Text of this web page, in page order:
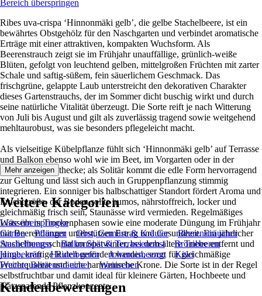
Bereich überspringen
Ribes uva-crispa ‘Hinnonmäki gelb’, die gelbe Stachelbeere, ist ein
bewährtes Obstgehölz für den Naschgarten und verbindet aromatische
Erträge mit einer attraktiven, kompakten Wuchsform. Als
Beerenstrauch zeigt sie im Frühjahr unauffällige, grünlich-weiße
Blüten, gefolgt von leuchtend gelben, mittelgroßen Früchten mit zarter
Schale und saftig-süßem, fein säuerlichem Geschmack. Das
frischgrüne, gelappte Laub unterstreicht den dekorativen Charakter
dieses Gartenstrauchs, der im Sommer dicht buschig wirkt und durch
seine natürliche Vitalität überzeugt. Die Sorte reift je nach Witterung
von Juli bis August und gilt als zuverlässig tragend sowie weitgehend
mehltaurobust, was sie besonders pflegeleicht macht.
Als vielseitige Kübelpflanze fühlt sich ‘Hinnonmäki gelb’ auf Terrasse
und Balkon ebenso wohl wie im Beet, im Vorgarten oder in der
gemischten Obsthecke; als Solitär kommt die edle Form hervorragend
zur Geltung und lässt sich auch in Gruppenpflanzung stimmig
integrieren. Ein sonniger bis halbschattiger Standort fördert Aroma und
Fruchtgröße, der Boden sollte humos, nährstoffreich, locker und
gleichmäßig frisch sein, Staunässe wird vermieden. Regelmäßiges
Wässern in Trockenphasen sowie eine moderate Düngung im Frühjahr
mit Beerendünger unterstützen Ertrag und Gesundheit. Ein jährlicher
Auslichtungsschnitt im Spätwinter, bei dem ältere Triebe entfernt und
junge, kräftige Ruten gefördert werden, sorgt für gleichmäßige
Fruchtqualität und eine harmonische Krone. Die Sorte ist in der Regel
selbstfruchtbar und damit ideal für kleinere Gärten, Hochbeete und
platzsparende Pflanzkonzepte.
Mehr anzeigen
Weitere Kategorien
Liste überspringen
Garten
Pflanzen Obst, Gemüse & Kräuter
Beerensträucher
Stachelbeeren
Balkonobst & Terrassenobst
Brombeeren
Himbeeren
Heidelbeeren Johannisbeeren
Kiwi
Weitere Beerensträucher
Weinreben
Kundenbewertungen